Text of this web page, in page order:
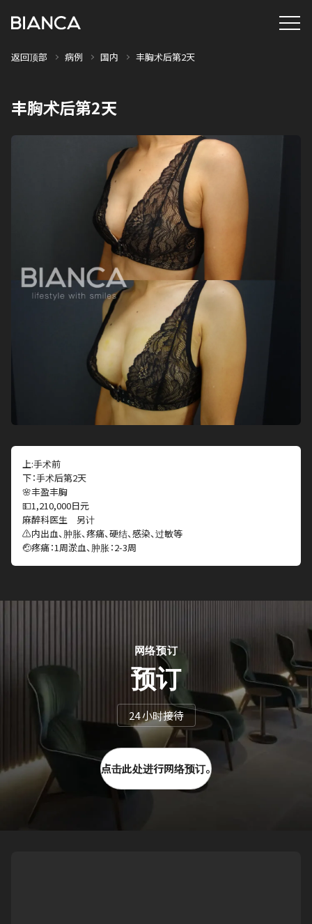
返回顶部 病例 国内 丰胸术后第2天
丰胸术后第2天
上:手术前
下：手术后第2天
🌸丰盈丰胸
💵1,210,000日元
麻醉科医生 另计
⚠️内出血、肿胀、疼痛、硬结、感染、过敏等
🤕疼痛：1周淤血、肿胀：2-3周
网络预订
预订
24 小时接待
点击此处进行网络预订。